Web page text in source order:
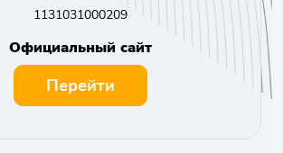
1131031000209
Официальный сайт
Перейти